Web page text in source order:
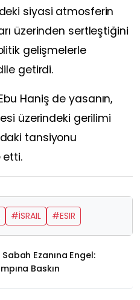
siyasi atmosferin
üzerinden sertleştiğini
gelişmelerle
getirdi.
Haniş de yasanın,
üzerindeki gerilimi
tansiyonu
etti.
#İSRAIL #ESIR
Ezanına Engel:
Baskın